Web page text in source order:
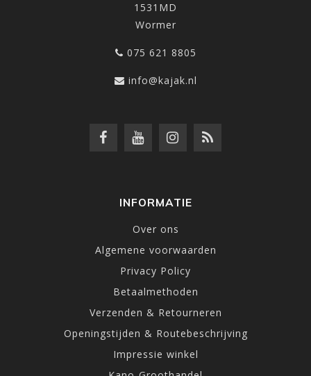
1531MD
Wormer
075 621 8805
info@kajak.nl
INFORMATIE
Over ons
Algemene voorwaarden
Privacy Policy
Betaalmethoden
Verzenden & Retourneren
Openingstijden & Routebeschrijving
Impressie winkel